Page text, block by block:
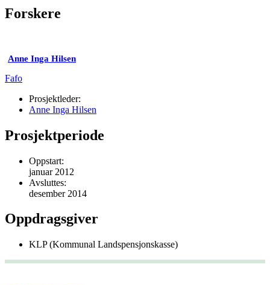
Forskere
Anne Inga Hilsen
Fafo
Prosjektleder:
Anne Inga Hilsen
Prosjektperiode
Oppstart:
januar 2012
Avsluttes:
desember 2014
Oppdragsgiver
KLP (Kommunal Landspensjonskasse)